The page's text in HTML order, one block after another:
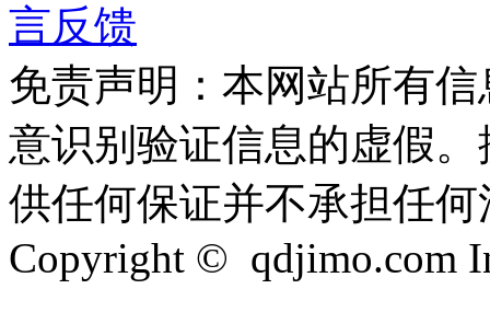
言反馈
免责声明：本网站所有
意识别验证信息的虚假
供任何保证并不承担任
Copyright © qdjimo.com